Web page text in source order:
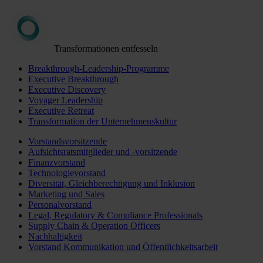
Transformationen entfesseln
Breakthrough-Leadership-Programme
Executive Breakthrough
Executive Discovery
Voyager Leadership
Executive Retreat
Transformation der Unternehmenskultur
Vorstandsvorsitzende
Aufsichtsratsmitglieder und -vorsitzende
Finanzvorstand
Technologievorstand
Diversität, Gleichberechtigung und Inklusion
Marketing und Sales
Personalvorstand
Legal, Regulatory & Compliance Professionals
Supply Chain & Operation Officers
Nachhaltigkeit
Vorstand Kommunikation und Öffentlichkeitsarbeit